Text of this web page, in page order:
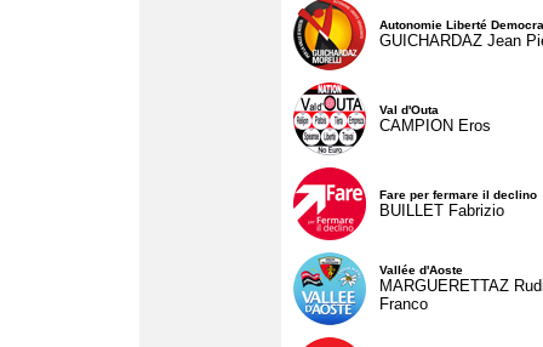
Autonomie Liberté
GUICHARDAZ Jean
Val d'Outa
CAMPION Eros
Fare per fermare il declino
BUILLET Fabrizio
Vallée d'Aoste
MARGUERETTAZ
Franco